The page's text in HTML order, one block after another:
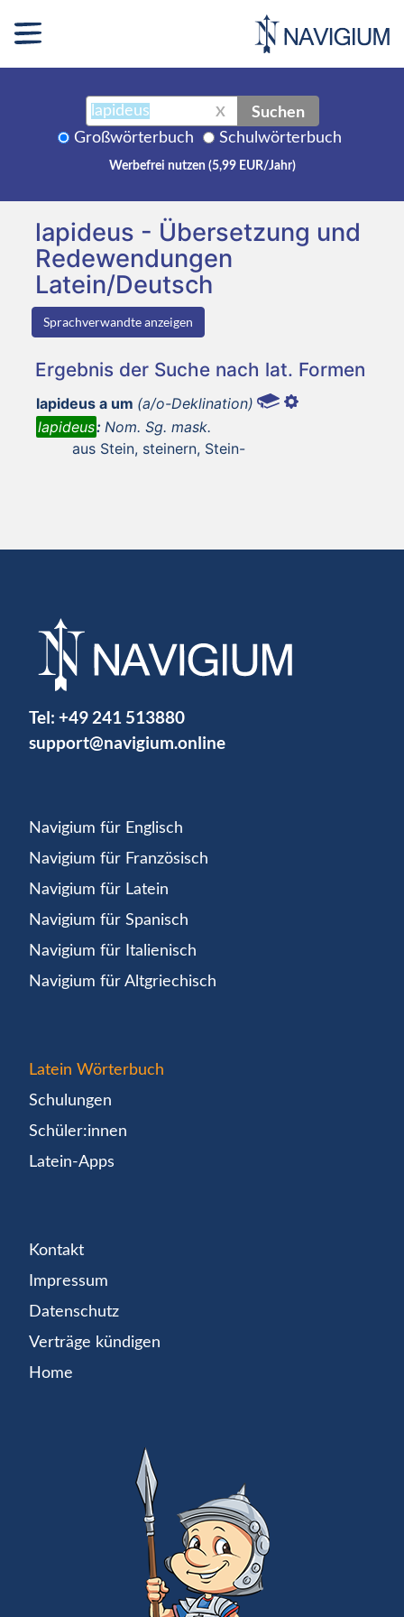
X Suchen
Großwörterbuch Schulwörterbuch
Werbefrei nutzen (5,99 EUR/Jahr)
lapideus - Übersetzung und
Redewendungen
Latein/Deutsch
Sprachverwandte anzeigen
Ergebnis der Suche nach lat. Formen
lapideus a um (a/o-Deklination)
lapideus: Nom. Sg. mask.
aus Stein, steinern, Stein-
Tel: +49 241 513880
support@navigium.online
Navigium für Englisch
Navigium für Französisch
Navigium für Latein
Navigium für Spanisch
Navigium für Italienisch
Navigium für Altgriechisch
Latein Wörterbuch
Schulungen
Schüler:innen
Latein-Apps
Kontakt
Impressum
Datenschutz
Verträge kündigen
Home